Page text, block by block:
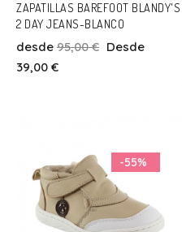
ZAPATILLAS BAREFOOT BLANDY'S
2 DAY JEANS-BLANCO
desde 95,00 € Desde
39,00 €
-55%